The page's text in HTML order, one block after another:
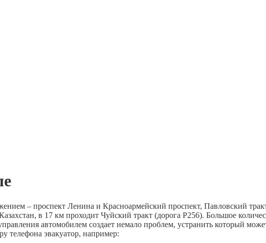
– проспект Ленина и Красноармейский проспект, Павловский
в 17 км проходит Чуйский тракт (дорога Р256). Большое
автомобилем создает немало проблем, устранить который
телефона эвакуатор, например: